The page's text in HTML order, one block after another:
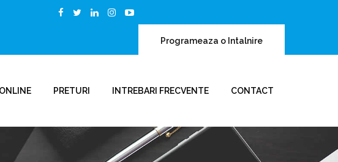
Programeaza o Intalnire
PRETURI INTREBARI FRECVENTE CONTACT